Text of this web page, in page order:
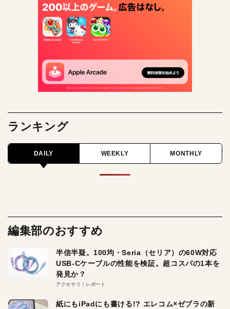
ランキング
DAILY WEEKLY MONTHLY
編集部のおすすめ
半信半疑。100均・Seria（セリア）の60W対応
USB-Cケーブルの性能を検証。超コスパの1本を
発見か？
アクセサリ レポート
紙にもiPadにも書ける!? エレコム×ゼブラの新